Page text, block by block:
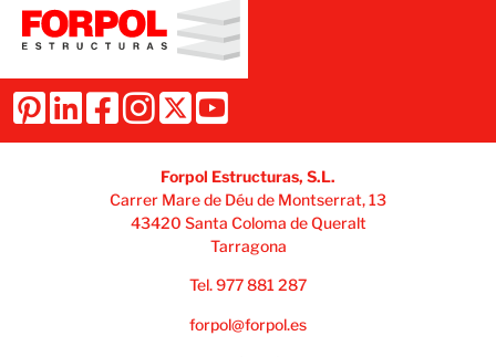
Forpol Estructuras, S.L.
Carrer Mare de Déu de Montserrat, 13
43420 Santa Coloma de Queralt
Tarragona
Tel. 977 881 287
forpol@forpol.es